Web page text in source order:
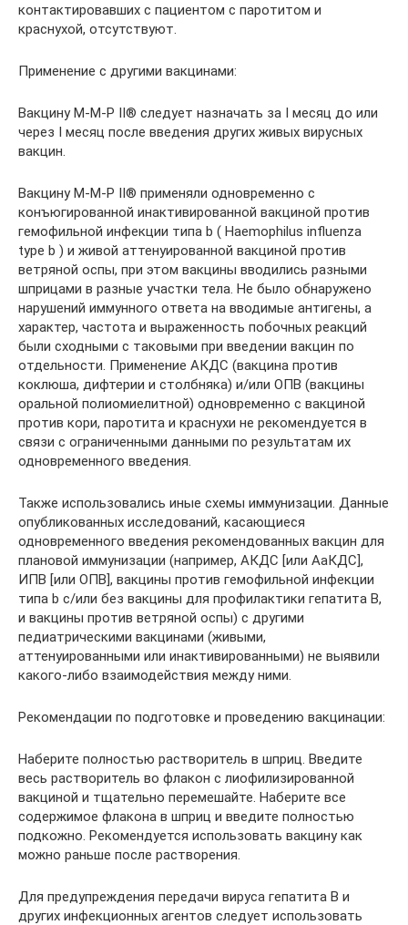
контактировавших с пациентом с паротитом и
краснухой, отсутствуют.
Применение с другими вакцинами:
Вакцину М-М-Р II® следует назначать за I месяц до или
через I месяц после введения других живых вирусных
вакцин.
Вакцину М-М-Р II® применяли одновременно с
конъюгированной инактивированной вакциной против
гемофильной инфекции типа b ( Haemophilus influenza
type b ) и живой аттенуированной вакциной против
ветряной оспы, при этом вакцины вводились разными
шприцами в разные участки тела. Не было обнаружено
нарушений иммунного ответа на вводимые антигены, а
характер, частота и выраженность побочных реакций
были сходными с таковыми при введении вакцин по
отдельности. Применение АКДС (вакцина против
коклюша, дифтерии и столбняка) и/или ОПВ (вакцины
оральной полиомиелитной) одновременно с вакциной
против кори, паротита и краснухи не рекомендуется в
связи с ограниченными данными по результатам их
одновременного введения.
Также использовались иные схемы иммунизации. Данные
опубликованных исследований, касающиеся
одновременного введения рекомендованных вакцин для
плановой иммунизации (например, АКДС [или АаКДС],
ИПВ [или ОПВ], вакцины против гемофильной инфекции
типа b с/или без вакцины для профилактики гепатита В,
и вакцины против ветряной оспы) с другими
педиатрическими вакцинами (живыми,
аттенуированными или инактивированными) не выявили
какого-либо взаимодействия между ними.
Рекомендации по подготовке и проведению вакцинации:
Наберите полностью растворитель в шприц. Введите
весь растворитель во флакон с лиофилизированной
вакциной и тщательно перемешайте. Наберите все
содержимое флакона в шприц и введите полностью
подкожно. Рекомендуется использовать вакцину как
можно раньше после растворения.
Для предупреждения передачи вируса гепатита В и
других инфекционных агентов следует использовать